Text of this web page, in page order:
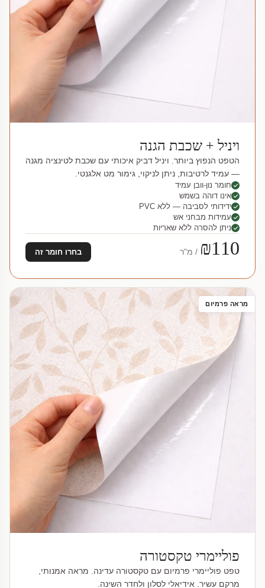
ויניל + שכבת הגנה
הטפט הנפוץ ביותר. ויניל דביק איכותי עם שכבת לטינציה מגנה
— עמיד לרטיבות, ניתן לניקוי, גימור מט אלגנטי.
חומר נון-וובן עמיד
אינו דוהה בשמש
ידידותי לסביבה — ללא PVC
עמידות מבחני אש
ניתן להסרה ללא שאריות
₪110 / מ"ר בחרו חומר זה
מראה פרמיום
פוליימרי טקסטורה
טפט פוליימרי פרמיום עם טקסטורה עדינה. מראה אמנותי,
מרקם עשיר. אידיאלי לסלון ולחדר השינה.